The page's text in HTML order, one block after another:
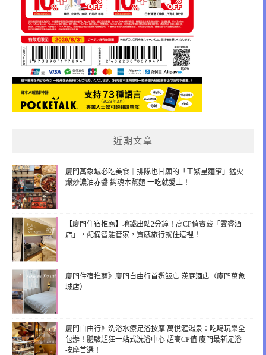
近期文章
廈門萬象城必吃美食｜排隊也甘願的「王繁星麵館」猛火
爆炒濃油赤醬 銷魂本幫麵 一吃就愛上！
【廈門住宿推薦】地鐵出站2分鐘！高CP值寶藏「雲睿酒
店」，配備智能管家，質感旅行就住這裡！
廈門住宿推薦》廈門自由行首選飯店 漢庭酒店（廈門萬象
城店）
廈門自由行》洗浴水療足浴按摩 萬悅滙湯泉：吃喝玩樂全
包辦！體驗超狂一站式洗浴中心 超高CP值 廈門最新足浴
按摩首選！